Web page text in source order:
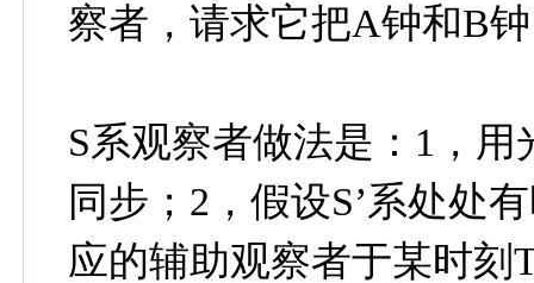
察者，请求它把A钟和B
S系观察者做法是：1，
同步；2，假设S’系处处
应的辅助观察者于某时刻